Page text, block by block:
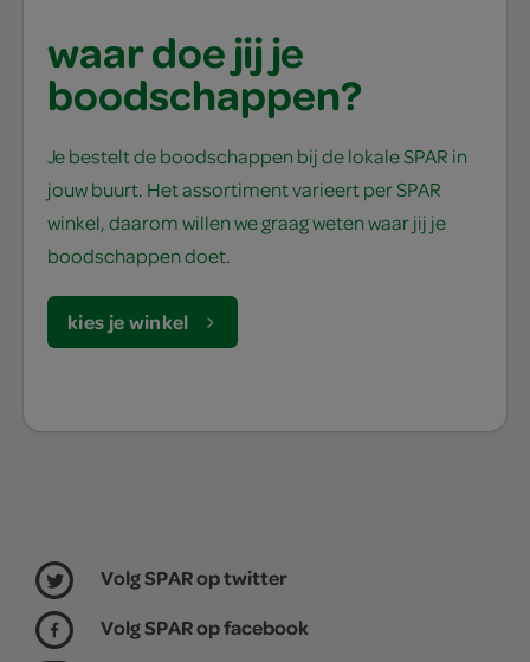
waar doe jij je
boodschappen?
Je bestelt de boodschappen bij de lokale SPAR in
jouw buurt. Het assortiment varieert per SPAR
winkel, daarom willen we graag weten waar jij je
boodschappen doet.
kies je winkel
Volg SPAR op twitter
Volg SPAR op facebook